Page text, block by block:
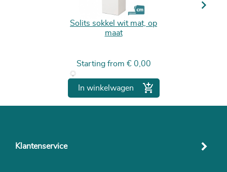
Solits sokkel wit mat, op
maat
Starting from Prijs
€ 0,00
In winkelwagen 
Next
Klantenservice